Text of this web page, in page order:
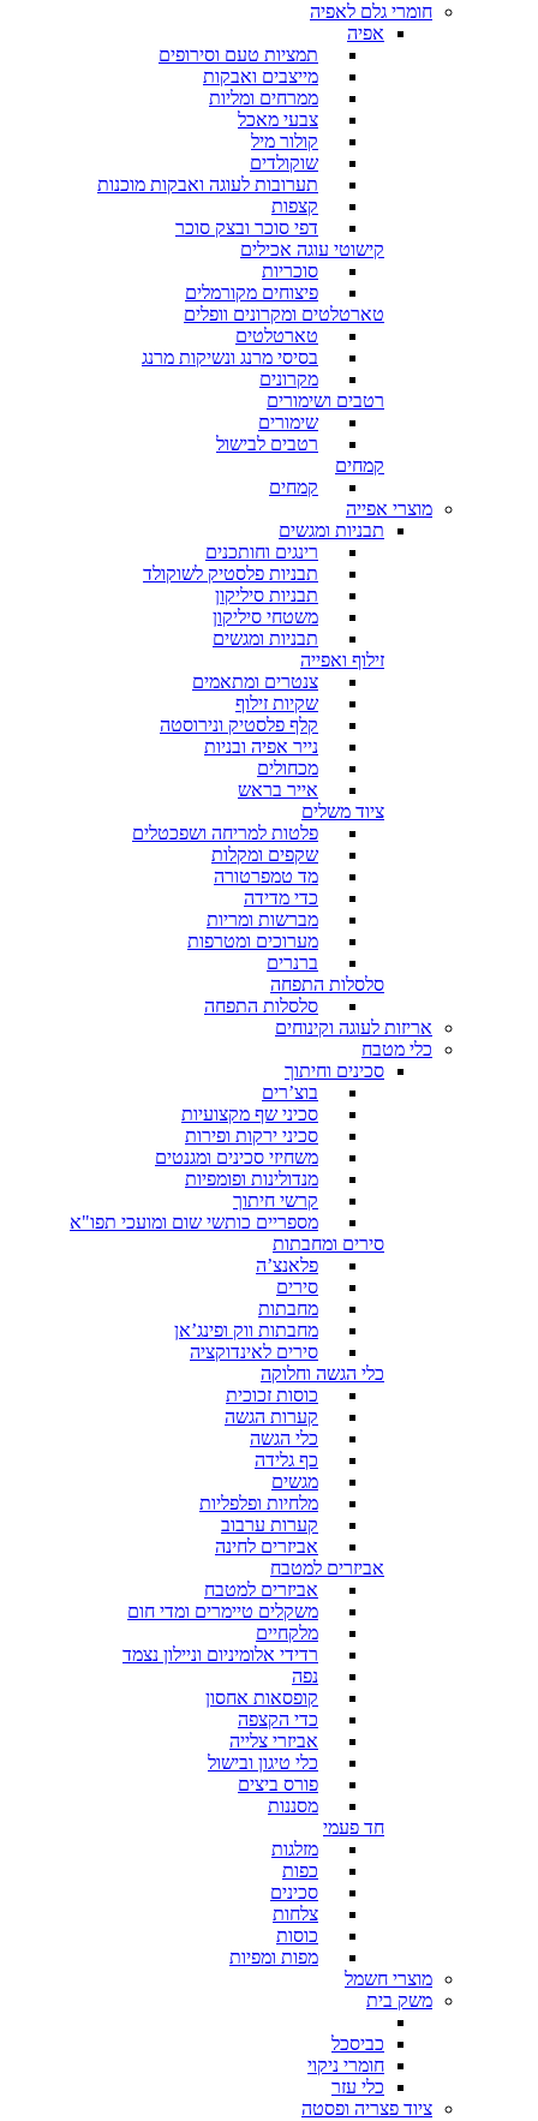
חומרי גלם לאפיה
אפיה
תמציות טעם וסירופים
מייצבים ואבקות
ממרחים ומליות
צבעי מאכל
קולור מיל
שוקולדים
תערובות לעוגה ואבקות מוכנות
קצפות
דפי סוכר ובצק סוכר
קישוטי עוגה אכילים
סוכריות
פיצוחים מקורמלים
טארטלטים ומקרונים וופלים
טארטלטים
בסיסי מרנג ונשיקות מרנג
מקרונים
רטבים ושימורים
שימורים
רטבים לבישול
קמחים
קמחים
מוצרי אפייה
תבניות ומגשים
רינגים וחותכנים
תבניות פלסטיק לשוקולד
תבניות סיליקון
משטחי סיליקון
תבניות ומגשים
זילוף ואפייה
צנטרים ומתאמים
שקיות זילוף
קלף פלסטיק ונירוסטה
נייר אפיה ובניות
מכחולים
אייר בראש
ציוד משלים
פלטות למריחה ושפכטלים
שקפים ומקלות
מד טמפרטורה
כדי מדידה
מברשות ומריות
מערוכים ומטרפות
ברנרים
סלסלות התפחה
סלסלות התפחה
אריזות לעוגה וקינוחים
כלי מטבח
סכינים וחיתוך
בוצ’רים
סכיני שף מקצועיות
סכיני ירקות ופירות
משחיזי סכינים ומגנטים
מנדולינות ופומפיות
קרשי חיתוך
מספריים כותשי שום ומועכי תפו"א
סירים ומחבתות
פלאנצ’ה
סירים
מחבתות
מחבתות ווק ופינג’אן
סירים לאינדוקציה
כלי הגשה וחלוקה
כוסות זכוכית
קערות הגשה
כלי הגשה
כף גלידה
מגשים
מלחיות ופלפליות
קערות ערבוב
אביזרים לחינה
אביזרים למטבח
אביזרים למטבח
משקלים טיימרים ומדי חום
מלקחיים
רדידי אלומיניום וניילון נצמד
נפה
קופסאות אחסון
כדי הקצפה
אביזרי צלייה
כלי טיגון ובישול
פורס ביצים
מסננות
חד פעמי
מזלגות
כפות
סכינים
צלחות
כוסות
מפות ומפיות
מוצרי חשמל
משק בית
כביסכל
חומרי ניקוי
כלי עזר
ציוד פצריה ופסטה